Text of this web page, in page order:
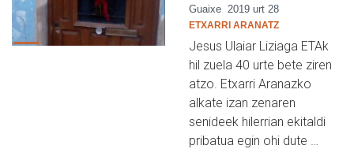
Guaixe 2019 urt 28
ETXARRI ARANATZ
Jesus Ulaiar Liziaga ETAk
hil zuela 40 urte bete ziren
atzo. Etxarri Aranazko
alkate izan zenaren
senideek hilerrian ekitaldi
pribatua egin ohi dute …